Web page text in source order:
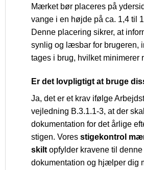
Mærket bør placeres på
vange i en højde på ca. 1,4 til
Denne placering sikrer, at
synlig og læsbar for brugeren,
tages i brug, hvilket minimerer
Er det lovpligtigt at bruge
Ja, det er et krav ifølge
vejledning B.3.1.1-3, at der
dokumentation for det årlige
stigen. Vores stigekontrol
skilt opfylder kravene til denne
dokumentation og hjælper dig